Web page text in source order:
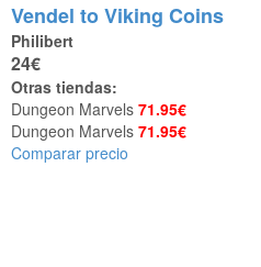
Vendel to Viking Coins
Philibert
24€
Otras tiendas:
Dungeon Marvels 71.95€
Dungeon Marvels 71.95€
Comparar precio